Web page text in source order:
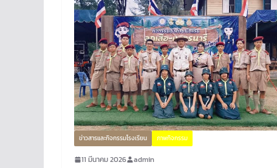
ข่าวสารและกิจกรรมโรงเรียน ภาพกิจกรรม
11 มีนาคม 2026 admin